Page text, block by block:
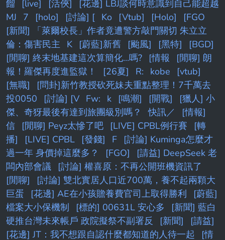
餾
[live] [活俠]
[花邊] LBJ談何時意識到自己能超越
MJ
7 [holo] [討論] [ Ko [Vtub] [Holo]
[FGO
[新聞] 「萊爾校長」作者竟遭警方敲門關切 朱立立
倫：傷害民主 K [蔚藍]新舊 [颱風] [黑特]
[BGD]
[閒聊] 終末地基建這次算簡化...嗎?
[情報
[閒聊] 朗
報！羅傑再度進監獄！
[26夏] R: kobe
[vtub]
[無職]
[問卦]新竹教授砍死妹夫重點整理！7千萬去
投0050
[討論] [V Fw: k [鳴潮] [開戰]
[獵人] 小
傑、奇犽最後有達到旅團級別嗎？
快訊／
[情報]
信
[閒聊] Peyz太慘了吧 [LIVE] CPBL例行賽
[轉
播]
[LIVE] CPBL [發錢] F
[討論] Kuminga怎麼才
過一年 身價掉這麼多？
[FGO]
[請益] DeepSeek 老
闆內部會議
[討論] 權喜原：不再公開班機資訊了
[閒聊]
[討論] 雙北實居人口近700萬，養不起兩顆大
巨蛋
[花邊] AE在小孩贍養費官司上取得勝利
[蔚藍]
檔案大小保機制
[標的] 00631L 安心多
[新聞] 藍白
硬推台灣未來帳戶 政院擬祭不副署反
[新聞]
[請益]
[花邊] JT：我不想跟自認什麼都知道的人待一起
[情